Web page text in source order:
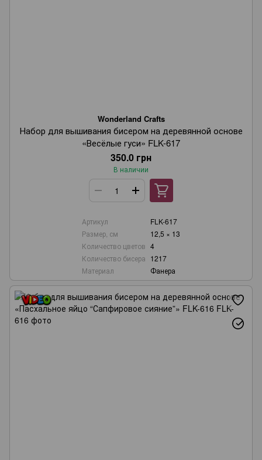
Wonderland Crafts
Набор для вышивания бисером на деревянной основе
«Весёлые гуси» FLK-617
350.0 грн
В наличии
Артикул
FLK-617
Размер, см
12,5 × 13
Количество цветов 4
Количество бисера 1217
Материал
Фанера